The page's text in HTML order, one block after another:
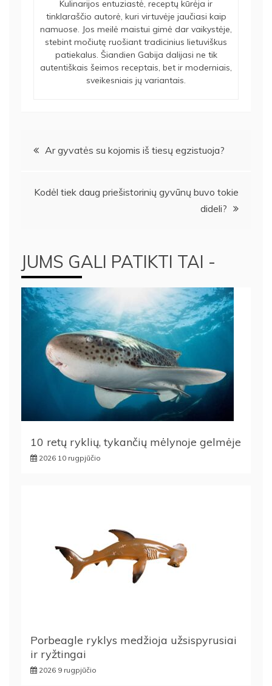
Kulinarijos entuziastė, receptų kūrėja ir
tinklaraščio autorė, kuri virtuvėje jaučiasi kaip
namuose. Jos meilė maistui gimė dar vaikystėje,
stebint močiutę ruošiant tradicinius lietuviškus
patiekalus. Šiandien Gabija dalijasi ne tik
autentiškais šeimos receptais, bet ir moderniais,
sveikesniais jų variantais.
Navigacija
Ar gyvatės su kojomis iš tiesų egzistuoja?
Kodėl tiek daug priešistorinių gyvūnų buvo tokie
dideli?
JUMS GALI PATIKTI TAI -
10 retų ryklių, tykančių mėlynoje gelmėje
2026 10 rugpjūčio
Porbeagle ryklys medžioja užsispyrusiai
ir ryžtingai
2026 9 rugpjūčio